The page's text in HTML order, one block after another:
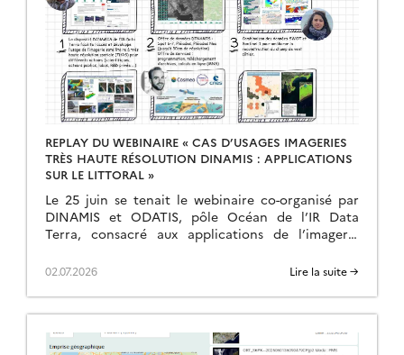
REPLAY DU WEBINAIRE « CAS D’USAGES IMAGERIES
TRÈS HAUTE RÉSOLUTION DINAMIS : APPLICATIONS
SUR LE LITTORAL »
Le 25 juin se tenait le webinaire co-organisé par
DINAMIS et ODATIS, pôle Océan de l’IR Data
Terra, consacré aux applications de l’imagerie
02.07.2026 Lire la suite →